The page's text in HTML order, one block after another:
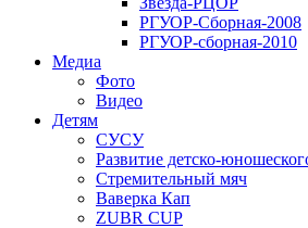
РГУОР-Сборная-2008
РГУОР-сборная-2010
Медиа
Фото
Видео
Детям
СУСУ
Развитие детско-
Стремительный мяч
Ваверка Кап
ZUBR CUP